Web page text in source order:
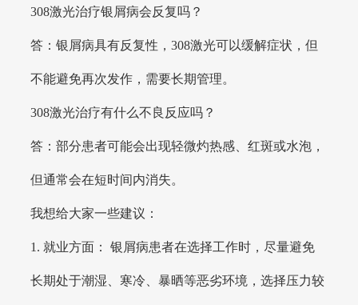
308激光治疗银屑病会反复吗？
答：银屑病具有反复性，308激光可以缓解症状，但
不能避免再次发作，需要长期管理。
308激光治疗有什么不良反应吗？
答：部分患者可能会出现轻微灼热感、红斑或水泡，
但通常会在短时间内消失。
我想给大家一些建议：
1. 就业方面： 银屑病患者在选择工作时，尽量避免
长期处于潮湿、寒冷、暴晒等恶劣环境，选择压力较